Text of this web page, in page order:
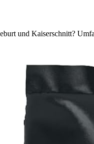
und Kaiserschnitt?